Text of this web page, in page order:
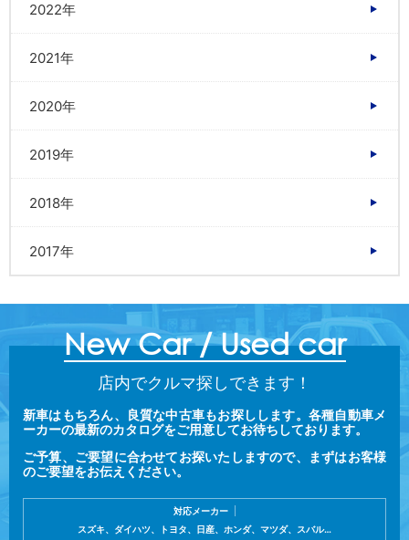
2022年
2021年
2020年
2019年
2018年
2017年
New Car / Used car
店内でクルマ探しできます！
新車はもちろん、良質な中古車もお探しします。各種自動車メ
ーカーの最新のカタログをご用意してお待ちしております。
ご予算、ご要望に合わせてお探いたしますので、まずはお客様
のご要望をお伝えください。
対応メーカー
スズキ、ダイハツ、トヨタ、日産、ホンダ、マツダ、スバル…